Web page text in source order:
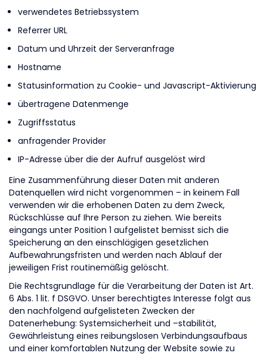
verwendetes Betriebssystem
Referrer URL
Datum und Uhrzeit der Serveranfrage
Hostname
Statusinformation zu Cookie- und Javascript-Aktivierung
übertragene Datenmenge
Zugriffsstatus
anfragender Provider
IP-Adresse über die der Aufruf ausgelöst wird
Eine Zusammenführung dieser Daten mit anderen
Datenquellen wird nicht vorgenommen – in keinem Fall
verwenden wir die erhobenen Daten zu dem Zweck,
Rückschlüsse auf Ihre Person zu ziehen. Wie bereits
eingangs unter Position 1 aufgelistet bemisst sich die
Speicherung an den einschlägigen gesetzlichen
Aufbewahrungsfristen und werden nach Ablauf der
jeweiligen Frist routinemäßig gelöscht.
Die Rechtsgrundlage für die Verarbeitung der Daten ist Art.
6 Abs. 1 lit. f DSGVO. Unser berechtigtes Interesse folgt aus
den nachfolgend aufgelisteten Zwecken der
Datenerhebung: Systemsicherheit und –stabilität,
Gewährleistung eines reibungslosen Verbindungsaufbaus
und einer komfortablen Nutzung der Website sowie zu